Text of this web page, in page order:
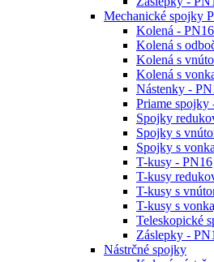
Mechanické spojky
Kolená - PN16
Kolená s
Kolená s
Kolená s
Nástenky -
Priame spojky
Spojky
Spojky s
Spojky s
T-kusy - PN16
T-kusy
T-kusy s
T-kusy s
Teleskopické
Záslepky -
Nástrčné spojky